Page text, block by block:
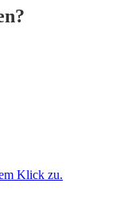
Klick zu.